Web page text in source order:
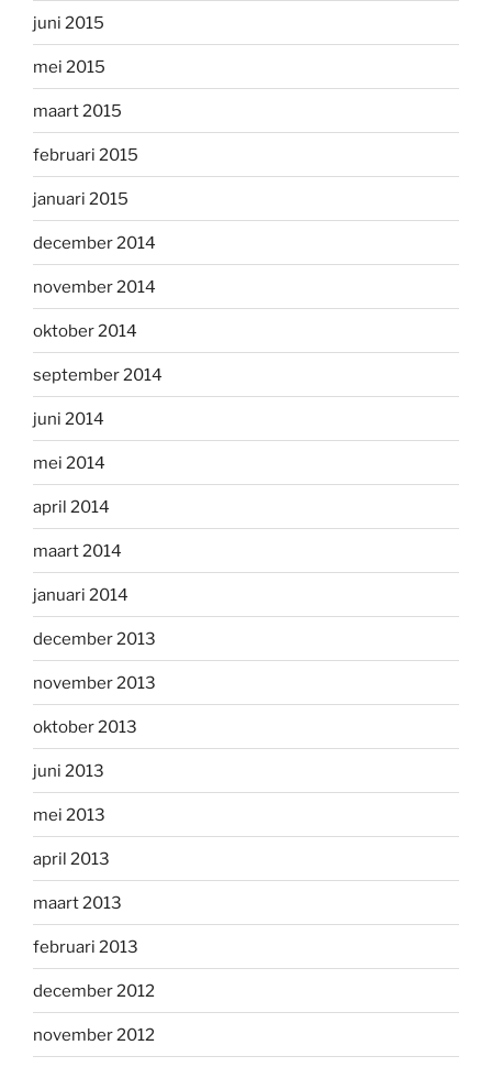
juni 2015
mei 2015
maart 2015
februari 2015
januari 2015
december 2014
november 2014
oktober 2014
september 2014
juni 2014
mei 2014
april 2014
maart 2014
januari 2014
december 2013
november 2013
oktober 2013
juni 2013
mei 2013
april 2013
maart 2013
februari 2013
december 2012
november 2012